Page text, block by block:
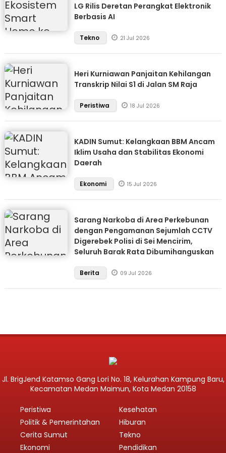
LG Rilis Deretan Perangkat Elektronik
Berbasis AI
Tekno 21 Jul 2026
Heri Kurniawan Panjaitan Kehilangan
Transkrip Nilai S1 di Jalan SM Raja
Peristiwa 18 Jul 2026
KADIN Sumut: Kelangkaan BBM Ancam
Iklim Usaha dan Stabilitas Ekonomi
Daerah
Ekonomi 15 Jul 2026
Sarang Narkoba di Area Perkebunan
dengan Pengamanan Sejumlah CCTV
Digerebek Polisi di Sei Mencirim,
Seluruh Barak Rata Dibumihanguskan
Berita 09 Jul 2026
Jl. BrigJend Katamso Gang Lori No. 18, Kelurahan Kampung Baru,
Kecamatan Medan Maimun, Kota Medan 20158
Peristiwa
Politik & Pemerintahan
Cerita Sumut
Ekonomi
Kesehatan
Hiburan
Tekno
Pendidikan